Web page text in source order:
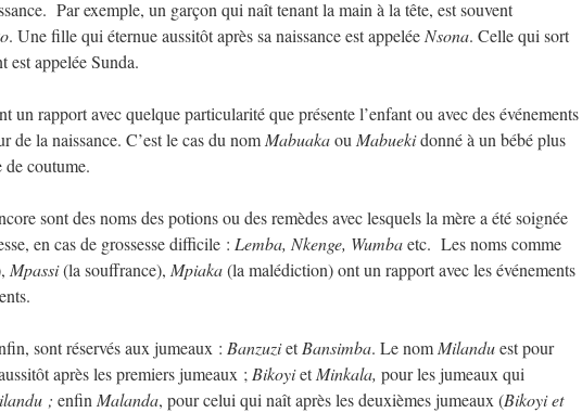
Par exemple, un garçon qui naît tenant la main à la tête, est souvent
. Une fille qui éternue aussitôt après sa naissance est appelée Nsona. Celle qui sort
est appelée Sunda.
un rapport avec quelque particularité que présente l’enfant ou avec des événements
de la naissance. C’est le cas du nom Mabuakaou Mabuekidonné à un bébé plus
coutume.
sont des noms des potions ou des remèdes avec lesquels la mère a été soignée
en cas de grossesse difficile : Lemba, Nkenge, Wumbaetc. Les noms comme
Mpassi(la souffrance), Mpiaka(la malédiction) ont un rapport avec les événements
sont réservés aux jumeaux : BanzuzietBansimba. Le nom Milanduest pour
après les premiers jumeaux ; BikoyietMinkala, pour les jumeaux qui
; enfin Malanda, pour celui qui naît après les deuxièmes jumeaux (Bikoyi et